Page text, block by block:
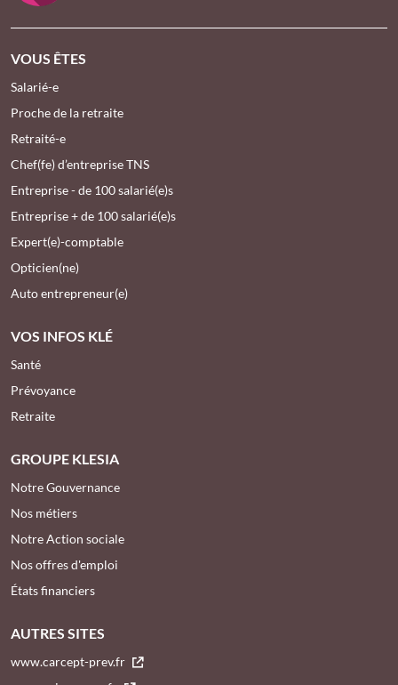
VOUS ÊTES
Salarié-e
Proche de la retraite
Retraité-e
Chef(fe) d’entreprise TNS
Entreprise - de 100 salarié(e)s
Entreprise + de 100 salarié(e)s
Expert(e)-comptable
Opticien(ne)
Auto entrepreneur(e)
VOS INFOS KLÉ
Santé
Prévoyance
Retraite
GROUPE KLESIA
Notre Gouvernance
Nos métiers
Notre Action sociale
Nos offres d'emploi
États financiers
AUTRES SITES
www.carcept-prev.fr